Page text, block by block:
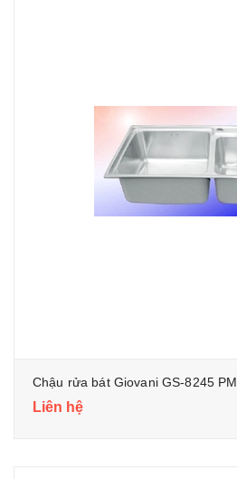
Chậu rửa bát Giovani GS-8245 PM
Liên hệ